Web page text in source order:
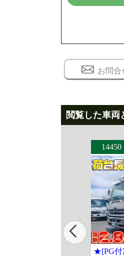
お問合
閲覧した車両
14450
★[PG付